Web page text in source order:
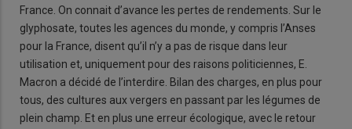
France. On connait d’avance les pertes de rendements. Sur le
glyphosate, toutes les agences du monde, y compris l’Anses
pour la France, disent qu’il n’y a pas de risque dans leur
utilisation et, uniquement pour des raisons politiciennes, E.
Macron a décidé de l’interdire. Bilan des charges, en plus pour
tous, des cultures aux vergers en passant par les légumes de
plein champ. Et en plus une erreur écologique, avec le retour